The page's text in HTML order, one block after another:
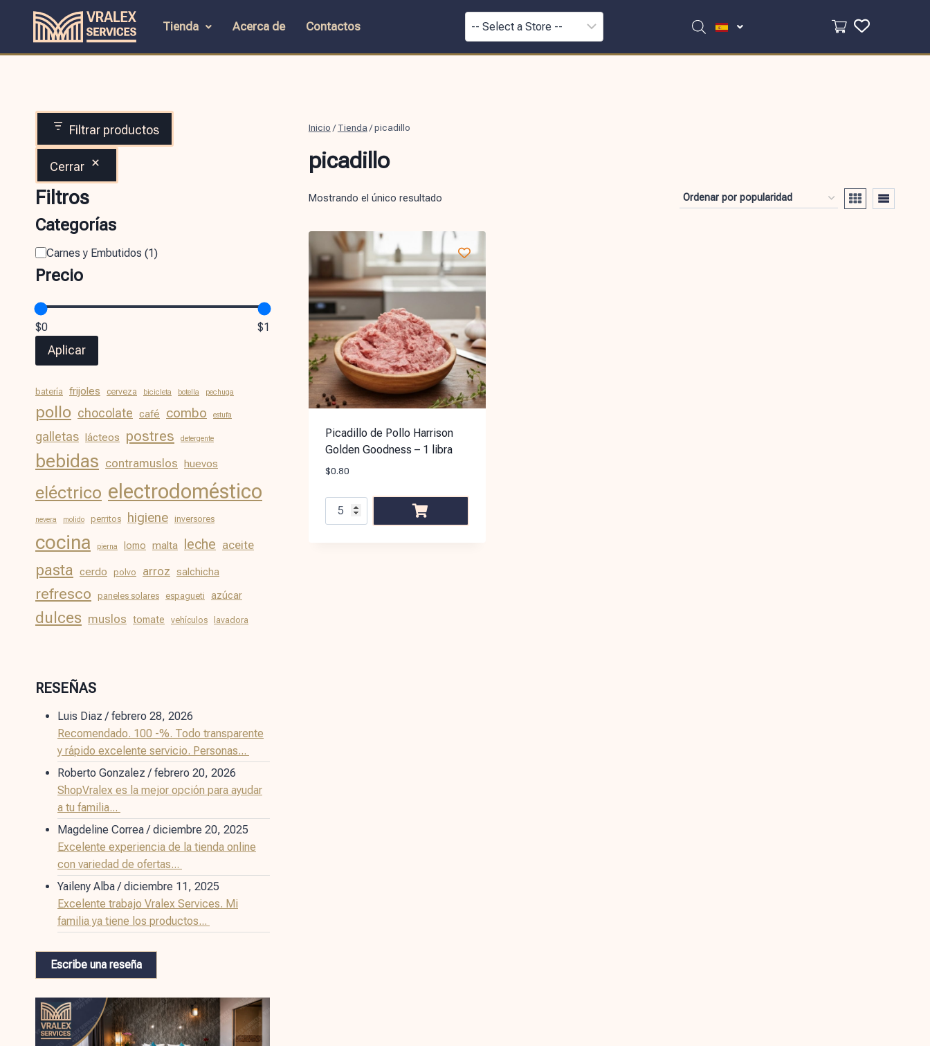
Tienda Acerca de Contactos
Inicio / Tienda /picadillo
picadillo
Mostrando el único resultado
Picadillo de Pollo Harrison
Golden Goodness – 1 libra
$0.80
Filtrar productos
Cerrar
Filtros
Categorías
Carnes y Embutidos (1)
Precio
$0 $1
Aplicar
batería frijoles cerveza bicicleta botella pechuga
pollo chocolate café combo estufa
galletas lácteos postres detergente
bebidas contramuslos huevos
eléctrico electrodoméstico
nevera molido perritos higiene inversores
cocina pierna lomo malta leche aceite
pasta cerdo polvo arroz salchicha
refresco paneles solares espagueti azúcar
dulces muslos tomate vehículos lavadora
RESEÑAS
Luis Diaz /febrero 28, 2026
Recomendado. 100 -%. Todo transparente
y rápido excelente servicio. Personas...
Roberto Gonzalez /febrero 20, 2026
ShopVralex es la mejor opción para ayudar
a tu familia...
Magdeline Correa /diciembre 20, 2025
Excelente experiencia de la tienda online
con variedad de ofertas...
Yaileny Alba /diciembre 11, 2025
Excelente trabajo Vralex Services. Mi
familia ya tiene los productos...
Escribe una reseña